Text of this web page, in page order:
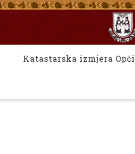
Katastarska izmjera